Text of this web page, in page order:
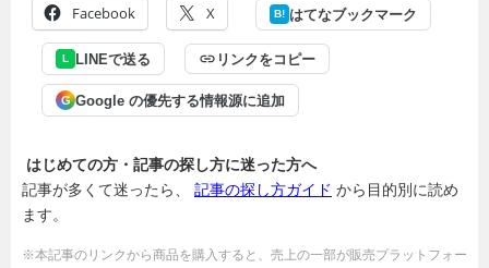
Facebook X B! はてなブックマーク
L LINEで送る リンクをコピー
G Google の優先する情報源に追加
はじめての方・記事の探し方に迷った方へ
記事が多くて迷ったら、 記事の探し方ガイド から目的別に読め
ます。
※本記事のリンクから商品を購入すると、売上の一部が販売プラットフォー